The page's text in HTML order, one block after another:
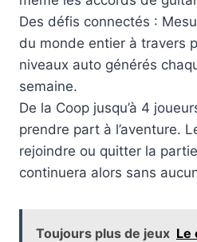
Des défis connectés :
du monde entier à travers
niveaux auto générés
semaine.
De la Coop jusqu’à 4
prendre part à l’aventure.
rejoindre ou quitter la
continuera alors sans
Toujours plus de jeux Le